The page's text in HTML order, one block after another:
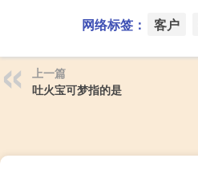
网络标签： 客户
上一篇
吐火宝可梦指的是